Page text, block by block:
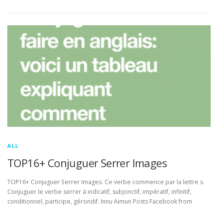
ALL
TOP16+ Conjuguer Serrer Images
TOP16+ Conjuguer Serrer Images. Ce verbe commence par la lettre s.
Conjuguer le verbe serrer à indicatif, subjonctif, impératif, infinitif,
conditionnel, participe, gérondif. Innu Aimun Posts Facebook from